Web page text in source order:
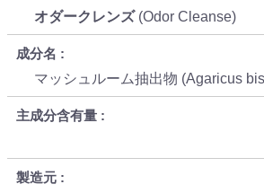
オダークレンズ(Odor Cleanse)
成分名
マッシュルーム抽出物 (Agaricus
主成分含有量
製造元